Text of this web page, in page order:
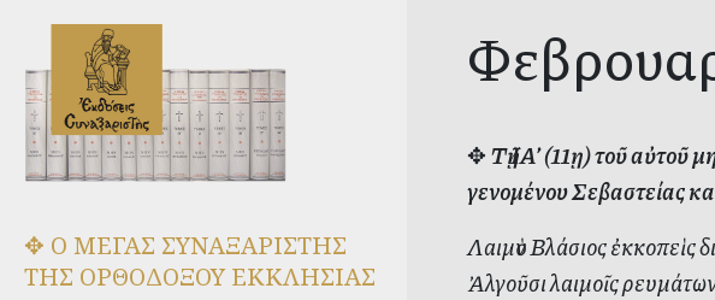
✥ Ο ΜΕΓΑΣ ΣΥΝΑΞΑΡΙΣΤΗΣ
ΤΗΣ ΟΡΘΟΔΟΞΟΥ ΕΚΚΛΗΣΙΑΣ
✥Τῇ ΙA’ (11ῃ) τοῦ
γενομένου Σεβαστείας
Λαιμὸν Βλάσιος ἐκκοπεὶς
Ἀλγοῦσι λαιμοῖς